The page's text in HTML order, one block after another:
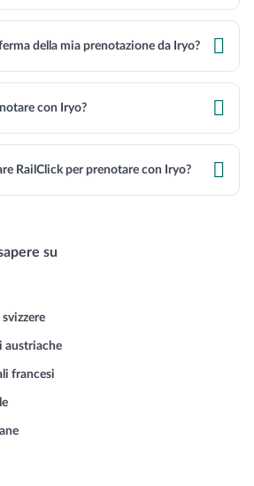
della mia prenotazione da Iryo? 
con Iryo? 
RailClick per prenotare con Iryo? 
su
austriache
francesi